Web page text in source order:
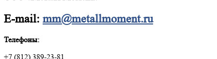
E-mail: mm@metallmoment.ru
Телефоны:
+7 (812) 389-23-81